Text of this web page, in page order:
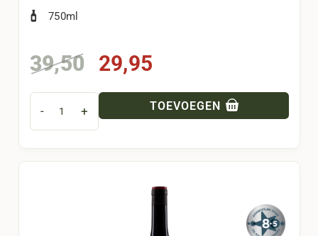
750ml
39,50
Oorspronkelijke
39,50.
29,95
is:
29,95.
- + TOEVOEGEN